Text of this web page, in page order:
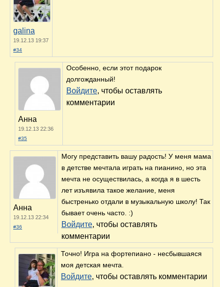
galina
19.12.13 19:37
#34
Анна
19.12.13 22:36
#35
Особенно, если этот подарок
долгожданный!
Войдите, чтобы оставлять
комментарии
Анна
19.12.13 22:34
#36
Могу представить вашу радость! У меня мама
в детстве мечтала играть на пианино, но эта
мечта не осуществилась, а когда я в шесть
лет изъявила такое желание, меня
быстренько отдали в музыкальную школу! Так
бывает очень часто. :)
Войдите, чтобы оставлять
комментарии
Точно! Игра на фортепиано - несбывшаяся
моя детская мечта.
Войдите, чтобы оставлять комментарии